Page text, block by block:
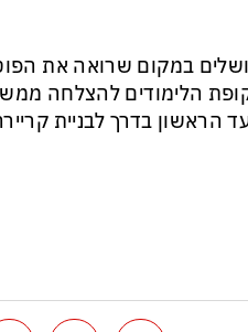
במקום שרואה את
הלימודים להצלחה
הראשון בדרך לבניית